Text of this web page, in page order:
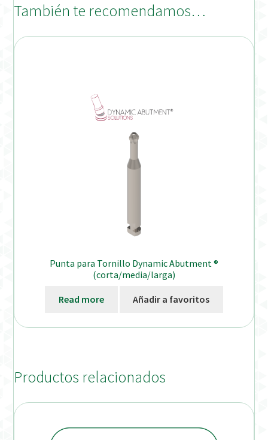
También te recomendamos…
Punta para Tornillo Dynamic Abutment ®
(corta/media/larga)
Read more Añadir a favoritos
Productos relacionados